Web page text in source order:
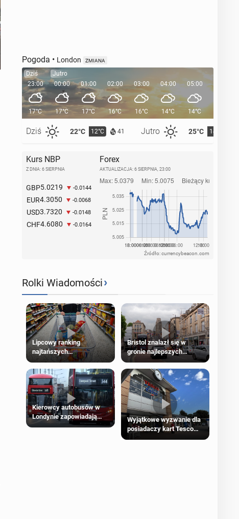
Pogoda • London ZMIANA
Dziś
23:00
17°C
Dziś 22°C 12°C 41 Jutro 25°C 14°C
Jutro
00:00
17°C
01:00
17°C
02:00
16°C
03:00
16°C
04:00
14°C
05:00
14°C
Kurs NBP
Z DNIA: 6 SIERPNIA
GBP5.0219 -0.0144
EUR4.3050 -0.0068
USD3.7320 -0.0148
CHF4.6080 -0.0164
Forex
AKTUALIZACJA: 6 SIERPNIA, 23:00
Źródło: currencybeacon.com
Rolki Wiadomości›
Lipcowy ranking
najtańszych
supermarketów
Bristol znalazł się w
gronie najlepszych
kierunków podróży na
świecie
Kierowcy autobusów w
Londynie zapowiadają
strajki
Wyjątkowe wyzwanie dla
posiadaczy kart Tesco
Clubcard!